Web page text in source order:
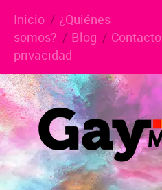
Inicio
¿Quiénes
somos?
Blog Contacto
privacidad